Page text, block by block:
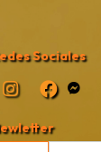
Sociales